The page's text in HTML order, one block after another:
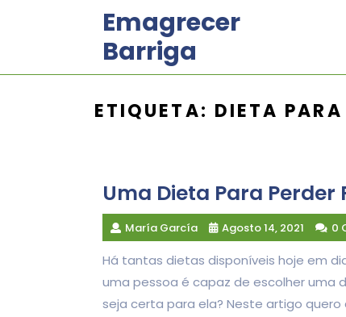
Emagrecer
Barriga
ETIQUETA: DIETA PARA
Uma Dieta Para Perder
María García Agosto 14, 2021 0
Há tantas dietas disponíveis hoje em
uma pessoa é capaz de escolher uma
seja certa para ela? Neste artigo